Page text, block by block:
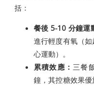
括：
餐後 5-10 分鐘運
進行輕度有氧（
心運動）。
累積效應： 三餐
鐘，其控糖效果優